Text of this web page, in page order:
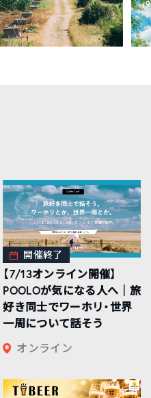
開催終了
【7/13オンライン開催】
POOLOが気になる人へ｜旅
好き同士でワーホリ・世界
一周について話そう
オンライン